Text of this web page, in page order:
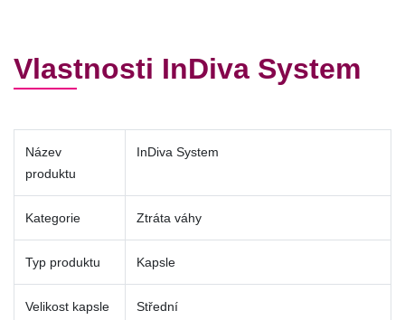
Vlastnosti InDiva System
Název
produktu
InDiva System
Kategorie Ztráta váhy
Typ produktu Kapsle
Velikost kapsle Střední